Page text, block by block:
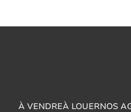
À VENDREÀ LOUERNOS